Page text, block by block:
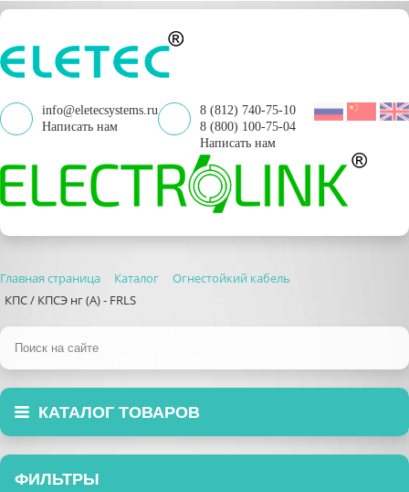
info@eletecsystems.ru
Написать нам
8 (812) 740-75-10
8 (800) 100-75-04
Написать нам
Главная страница Каталог
Огнестойкий кабель
КПС / КПСЭ нг (А) - FRLS
КАТАЛОГ ТОВАРОВ
ФИЛЬТРЫ